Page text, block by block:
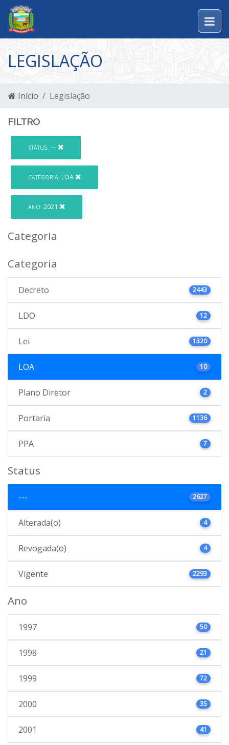
LEGISLAÇÃO
Início Legislação
FILTRO
STATUS: ---
CATEGORIA: LOA
ANO: 2021
Categoria
Categoria
Decreto 2443
LDO 12
Lei 1320
LOA 10
Plano Diretor 2
Portaria 1136
PPA 7
Status
--- 2627
Alterada(o) 4
Revogada(o) 4
Vigente 2293
Ano
1997 50
1998 21
1999 72
2000 35
2001 41